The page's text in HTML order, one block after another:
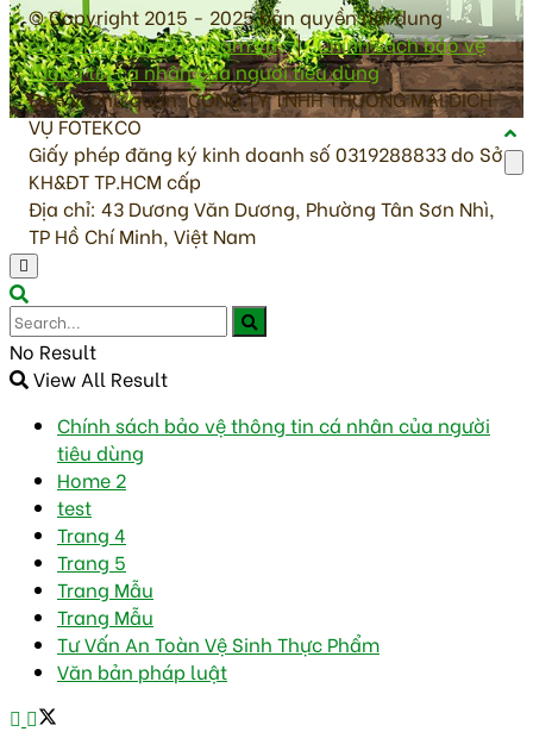
© Copyright 2015 - 2025 bản quyền nội dung
antoanvesinhthucpham.vn|Chính sách bảo vệ
thông tin cá nhân của người tiêu dùng
Đơn vị chủ quản: CÔNG TY TNHH THƯƠNG MẠI DỊCH
VỤ FOTEKCO
Giấy phép đăng ký kinh doanh số 0319288833 do Sở
KH&ĐT TP.HCM cấp
Địa chỉ: 43 Dương Văn Dương, Phường Tân Sơn Nhì,
TP Hồ Chí Minh, Việt Nam
No Result
View All Result
Chính sách bảo vệ thông tin cá nhân của người
tiêu dùng
Home 2
test
Trang 4
Trang 5
Trang Mẫu
Trang Mẫu
Tư Vấn An Toàn Vệ Sinh Thực Phẩm
Văn bản pháp luật